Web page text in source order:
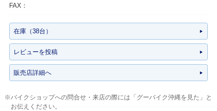
FAX：
在庫（38台）
レビューを投稿
販売店詳細へ
※バイクショップへの問合せ・来店の際には「グーバイク沖縄を見た」と
お伝えください。